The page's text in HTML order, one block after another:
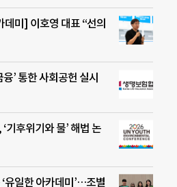
미] 이호영 대표 “선의
’ 통한 사회공헌 실시
기후위기와 물’ 해법 논
유일한 아카데미’…조별